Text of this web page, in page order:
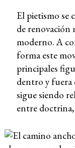
El pietismo se
de renovación
moderno. A
forma este
principales
dentro y fuera
sigue siendo
entre doctrina,